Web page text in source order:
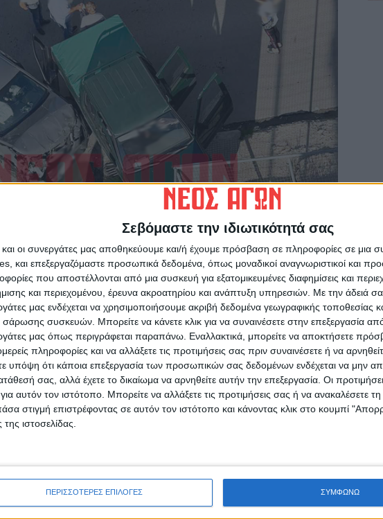
Σεβόμαστε την ιδιωτικότητά σας
και οι συνεργάτες μας αποθηκεύουμε και/ή έχουμε πρόσβαση σε πληροφορίες σε μια
και επεξεργαζόμαστε προσωπικά δεδομένα, όπως μοναδικοί αναγνωριστικοί και
που αποστέλλονται από μια συσκευή για εξατομικευμένες διαφημίσεις και
και περιεχομένου, έρευνα ακροατηρίου και ανάπτυξη υπηρεσιών. Με την άδειά
μας ενδέχεται να χρησιμοποιήσουμε ακριβή δεδομένα γεωγραφικής τοποθεσίας
συσκευών. Μπορείτε να κάνετε κλικ για να συναινέσετε στην επεξεργασία
μας όπως περιγράφεται παραπάνω. Εναλλακτικά, μπορείτε να αποκτήσετε
πληροφορίες και να αλλάξετε τις προτιμήσεις σας πριν συναινέσετε ή να
υπόψη ότι κάποια επεξεργασία των προσωπικών σας δεδομένων ενδέχεται να μην
σας, αλλά έχετε το δικαίωμα να αρνηθείτε αυτήν την επεξεργασία. Οι
αυτόν τον ιστότοπο. Μπορείτε να αλλάξετε τις προτιμήσεις σας ή να ανακαλέσετε
στιγμή επιστρέφοντας σε αυτόν τον ιστότοπο και κάνοντας κλικ στο κουμπί
της ιστοσελίδας.
ΠΕΡΙΣΣΟΤΕΡΕΣ ΕΠΙΛΟΓΕΣ ΣΥΜΦΩΝΩ
τους περίοικους, τα δύο οχήματα κατέληξαν
είναι ευτύχημα ότι εκείνη την ώρα δεν περνούσε
του ΕΚΑΒ για την παροχή των πρώτων βοηθειών
και η αστυνομία για την καταγραφή του συμβάντος και
την εφημερίδα ΝΕΟΣ ΑΓΩΝ στο Google News!